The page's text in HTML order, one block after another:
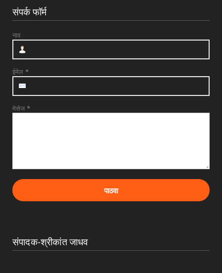
दत्तनगर येथे महाराजस्व समाधान शिबिराचे आयोजन
जलसंपदा मंत्र...
संपर्क फॉर्म
नाव
ईमेल *
मेसेज *
संपादक-श्रीकांत जाधव